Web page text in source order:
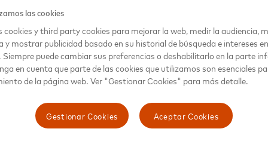
a crecer, por eso la Coalición Priceless Planet
de las comunidades que habitan en las zonas
y producciones para cosechar que se traducen en
y en un beneficio a largo plazo para todos.
la coalición incluyó nuevos destinos clave que cubren un
de reforestación en todo el mundo.
suman proyectos relevantes que contemplan:
las cookies
cookies y third party cookies para mejorar la web, medir la audiencia,
y mostrar publicidad basado en su historial de búsqueda e intereses
Siempre puede cambiar sus preferencias o deshabilitarlo en la parte
en cuenta que parte de las cookies que utilizamos son esenciales
de la página web. Ver "Gestionar Cookies" para más detalle.
Aceptar Cookies
Gestionar Cookies